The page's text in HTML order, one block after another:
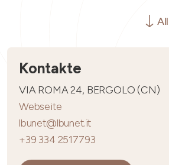
Kontakte
VIA ROMA 24, BERGOLO (CN)
Webseite
lbunet@lbunet.it
+39 334 2517793